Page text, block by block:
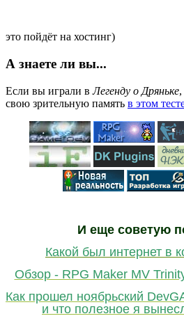
это пойдёт на хостинг)
А знаете ли вы...
Если вы играли вЛегенду о Дряньке
свою зрительную память в этом
И еще советую
Какой был интернет в
Обзор - RPG Maker MV
Как прошел ноябрьский
и что полезное я